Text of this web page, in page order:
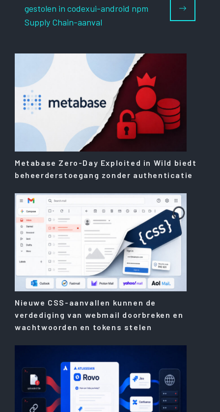
gestolen in codexui-android npm
Supply Chain-aanval
Metabase Zero-Day Exploited in Wild biedt
beheerderstoegang zonder authenticatie
Nieuwe CSS-aanvallen kunnen de
verdediging van webmail doorbreken en
wachtwoorden en tokens stelen